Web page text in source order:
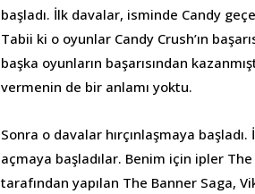
başladı. İlk davalar, isminde Candy
Tabii ki o oyunlar Candy Crush’ın
başka oyunların başarısından
vermenin de bir anlamı yoktu.
Sonra o davalar hırçınlaşmaya
açmaya başladılar. Benim için ipler
tarafından yapılan The Banner Saga,